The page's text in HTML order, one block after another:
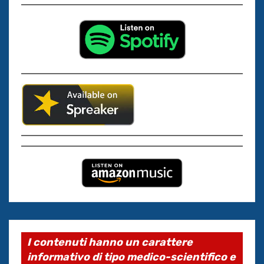
I contenuti hanno un carattere
informativo di tipo medico-scientifico e